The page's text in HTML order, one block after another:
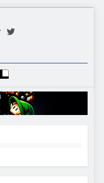
Random
Games
Videojuego Favorito